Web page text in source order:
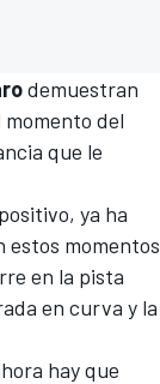
demuestran
del
que le
ya ha
estos momentos
en la pista
en curva y la
hay que